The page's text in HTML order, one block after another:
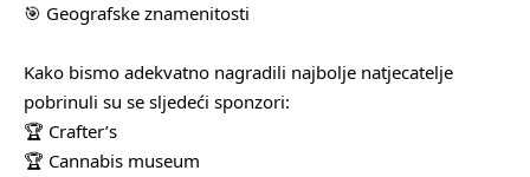
🎯 Geografske znamenitosti
Kako bismo adekvatno nagradili najbolje natjecatelje
pobrinuli su se sljedeći sponzori:
🏆 Crafter’s
🏆 Cannabis museum